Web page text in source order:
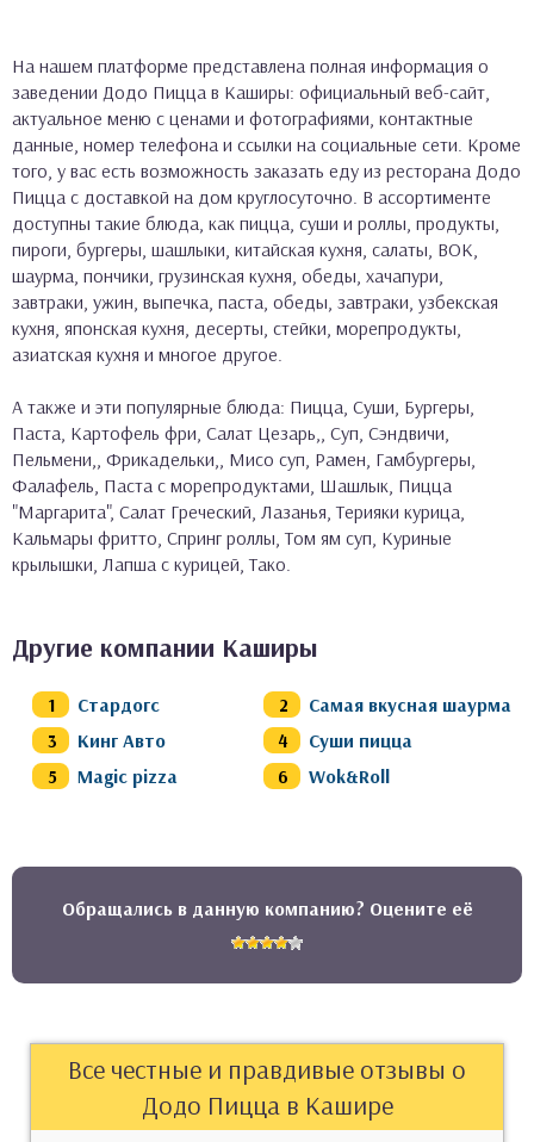
На нашем платформе представлена полная информация о
заведении Додо Пицца в Каширы: официальный веб-сайт,
актуальное меню с ценами и фотографиями, контактные
данные, номер телефона и ссылки на социальные сети. Кроме
того, у вас есть возможность заказать еду из ресторана Додо
Пицца с доставкой на дом круглосуточно. В ассортименте
доступны такие блюда, как пицца, суши и роллы, продукты,
пироги, бургеры, шашлыки, китайская кухня, салаты, ВОК,
шаурма, пончики, грузинская кухня, обеды, хачапури,
завтраки, ужин, выпечка, паста, обеды, завтраки, узбекская
кухня, японская кухня, десерты, стейки, морепродукты,
азиатская кухня и многое другое.
А также и эти популярные блюда: Пицца, Суши, Бургеры,
Паста, Картофель фри, Салат Цезарь,, Суп, Сэндвичи,
Пельмени,, Фрикадельки,, Мисо суп, Рамен, Гамбургеры,
Фалафель, Паста с морепродуктами, Шашлык, Пицца
"Маргарита", Салат Греческий, Лазанья, Терияки курица,
Кальмары фритто, Спринг роллы, Том ям суп, Куриные
крылышки, Лапша с курицей, Тако.
Другие компании Каширы
Стардогс
Самая вкусная шаурма
Кинг Авто
Суши пицца
Magic pizza
Wok&Roll
Обращались в данную компанию? Оцените её
Все честные и правдивые отзывы о
Додо Пицца в Кашире